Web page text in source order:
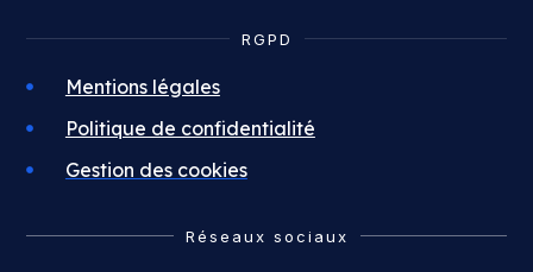
RGPD
Mentions légales
Politique de confidentialité
Gestion des cookies
Réseaux sociaux